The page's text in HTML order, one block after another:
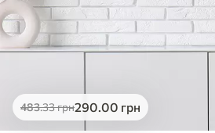
483.33грн290.00 грн